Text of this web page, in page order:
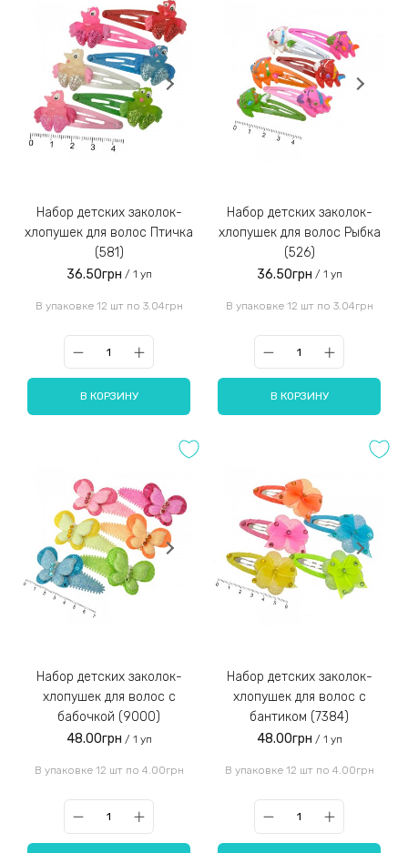
Набор детских заколок-
хлопушек для волос Птичка
(581)
36.50грн / 1 уп
В упаковке 12 шт по 3.04грн
В КОРЗИНУ
Набор детских заколок-
хлопушек для волос Рыбка
(526)
36.50грн / 1 уп
В упаковке 12 шт по 3.04грн
В КОРЗИНУ
Набор детских заколок-
хлопушек для волос с
бабочкой (9000)
48.00грн / 1 уп
В упаковке 12 шт по 4.00грн
Набор детских заколок-
хлопушек для волос с
бантиком (7384)
48.00грн / 1 уп
В упаковке 12 шт по 4.00грн